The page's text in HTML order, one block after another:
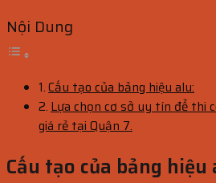
Nội Dung
Cấu tạo của bảng hiệu alu:
Lựa chọn cơ sở uy tín để thi
giá rẻ tại Quận 7.
Cấu tạo của bảng hiệu